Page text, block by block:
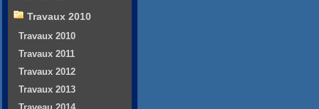
Travaux 2010
Travaux 2010
Travaux 2011
Travaux 2012
Travaux 2013